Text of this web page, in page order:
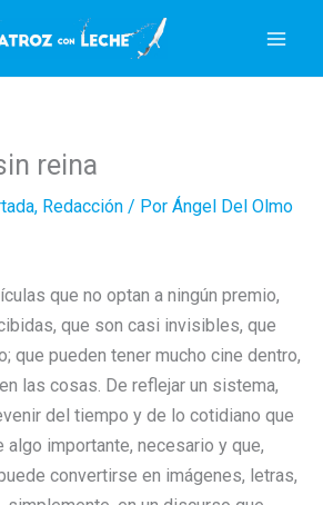
reina
, Redacción / Por Ángel Del Olmo
que no optan a ningún premio,
que son casi invisibles, que
que pueden tener mucho cine dentro,
las cosas. De reflejar un sistema,
del tiempo y de lo cotidiano que
importante, necesario y que,
convertirse en imágenes, letras,